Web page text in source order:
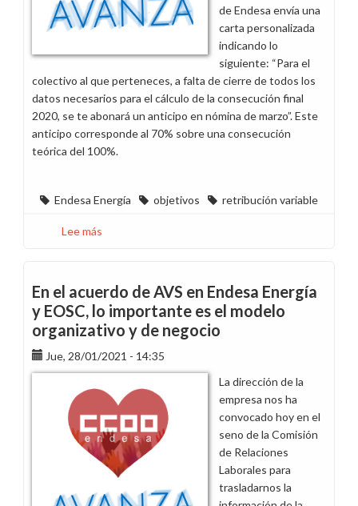
de Endesa envía una
carta personalizada
indicando lo
siguiente: “Para el
colectivo al que perteneces, a falta de cierre de todos los
datos necesarios para el cálculo de la consecución final
2020, se te abonará un anticipo en nómina de marzo”. Este
anticipo corresponde al 70% sobre una consecución
teórica del 100%.
Endesa Energía objetivos retribución variable
Lee más
fuerza
de
ventas
por
el
fraccionamiento
el
pago
de
sus
objetivos
En el acuerdo de AVS en Endesa Energía
y EOSC, lo importante es el modelo
organizativo y de negocio
Jue, 28/01/2021 - 14:35
La dirección de la
empresa nos ha
convocado hoy en el
seno de la Comisión
de Relaciones
Laborales para
trasladarnos la